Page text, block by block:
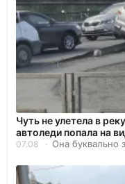
Чуть не улетела в
автоледи попала на
07.08 Она буквально